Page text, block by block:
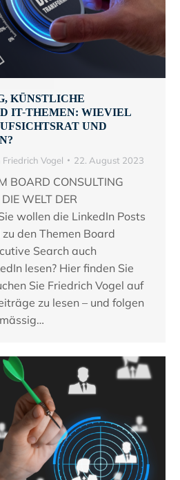
KÜNSTLICHE
IT-THEMEN: WIEVIEL
UND
Friedrich Vogel 22. August 2023
BOARD CONSULTING
WELT DER
wollen die LinkedIn Posts
den Themen Board
Search auch
lesen? Hier finden Sie
Sie Friedrich Vogel auf
zu lesen – und folgen